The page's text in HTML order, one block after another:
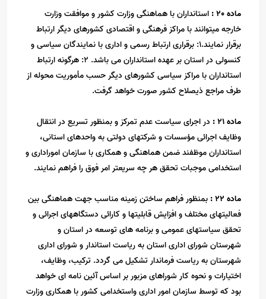
ماده20
: استانداران با هماهنگی وزارت کشور و موافقت وزارت
خارجه میتوانند با مراکز فرهنگی و اقتصادی کشورهای دیگر ارتباط
برقرار نمایند.1: برقراری ارتباط رسمی و اداری با نمایندگان سیاسی و
کنسولی در استان بر عهده استانداران می باشد. 2: هرگونه ارتباط
استانداران با مراکز سیاسی کشورهای دیگر حسب مأموریت محوله از
طرف مراجع ذیصلاح کشور صورت خواهد گرفت.
ماده21
: در اجرای سیاست عدم تمرکز و بمنظور تسریع در انتقال
وظایف اجرائی مؤسسات و شرکتهای دولتی به واحدهای استانی،
استانداران موظفند ضمن هماهنگی و همکاری با سازمان اموراداری و
استخدامی موجبات تحقق هر چه سریعتر امر فوق را فراهم نمایند.
ماده 22
: بمنظور فراهم ساختن زمینه مناسب جهت هماهنگی بین
فعالیتهای مختلف و افزایش قابلیتها و کارائی دستگاههای اجرائی و
تحقق سیاستهای عمومی و برنامه های توسعه در استان و
شهرستان شورای اداری استان به ریاست استاندار و شورای اداری
شهرستان به ریاست فرماندار تشکیل می گردد. ترکیب، وظایف،
اختیارات و نحوه کار شوراهای مزبور بر اساس آئین نامه ای خواهد
بود که توسط سازمان امور اداری واستخدامی کشور با همکاری وزارت